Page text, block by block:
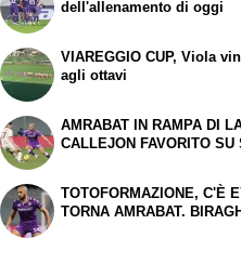
dell'allenamento di oggi
VIAREGGIO CUP, Viola
agli ottavi
AMRABAT IN RAMPA DI
CALLEJON FAVORITO SU
TOTOFORMAZIONE, C'È
TORNA AMRABAT.